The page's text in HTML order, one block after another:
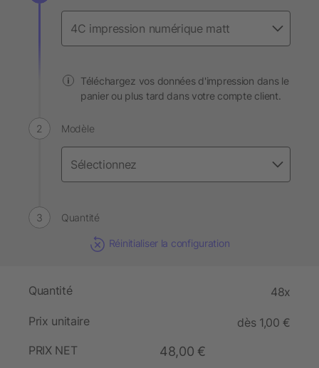
Téléchargez vos données d'impression dans le
panier ou plus tard dans votre compte client.
Modèle
Quantité
Réinitialiser la configuration
Quantité 48x
Prix unitaire
dès 1,00 €
PRIX NET
48,00 €